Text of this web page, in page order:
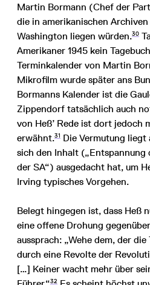
Martin Bormann (Chef der
die in amerikanischen
Washington liegen würden.30
Amerikaner 1945 kein
Terminkalender von Martin
Mikrofilm wurde später ans
Bormanns Kalender ist die
Zippendorf tatsächlich auch
von Heß’ Rede ist dort jedoch
erwähnt.31 Die Vermutung liegt
sich den Inhalt
der SA“) ausgedacht hat, um
Irving typisches Vorgehen.
Belegt hingegen ist, dass Heß
eine offene Drohung
aussprach: „Wehe dem, der
durch eine Revolte der
[…] Keiner wacht mehr über
32